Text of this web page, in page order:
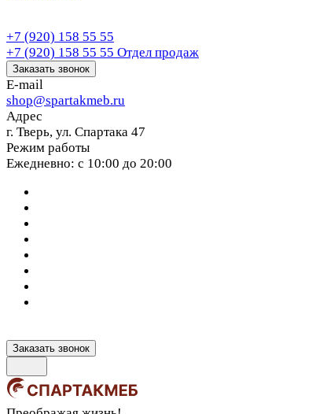
+7 (920) 158 55 55
+7 (920) 158 55 55 Отдел продаж
Заказать звонок
E-mail
shop@spartakmeb.ru
Адрес
г. Тверь, ул. Спартака 47
Режим работы
Ежедневно: с 10:00 до 20:00
Заказать звонок